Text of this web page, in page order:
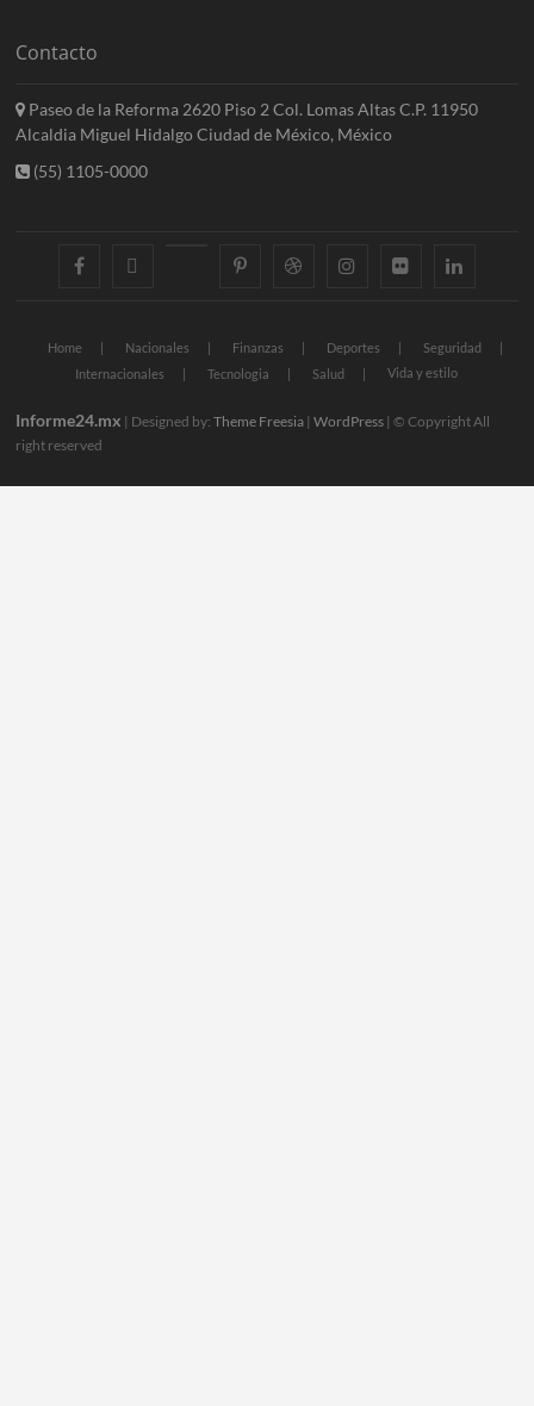
Contacto
Paseo de la Reforma 2620 Piso 2 Col. Lomas Altas C.P. 11950
Alcaldia Miguel Hidalgo Ciudad de México, México
(55) 1105-0000
facebook googlepluspinterestdribbble instagramflickr linkedin
Home Nacionales Finanzas Deportes
Seguridad
Internacionales
Tecnologia Salud Vida y estilo
Informe24.mx | Designed by:Theme Freesia |WordPress | © Copyright All
right reserved